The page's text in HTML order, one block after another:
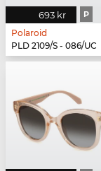
693 kr P
Polaroid
PLD 2109/S - 086/UC